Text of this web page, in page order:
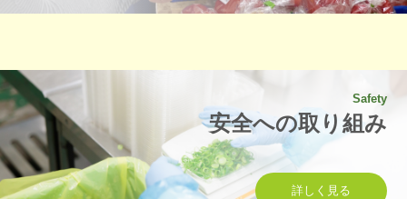
Safety
安全への取り組み
詳しく見る